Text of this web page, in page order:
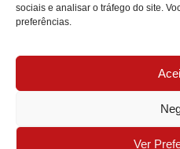
sociais e analisar o tráfego do site.
preferências.
Ver